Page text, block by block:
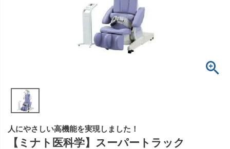
人にやさしい高機能を実現しました！
【ミナト医科学】スーパートラック